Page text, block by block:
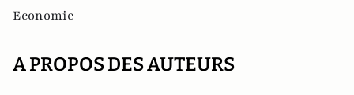
Economie
A PROPOS DES AUTEURS